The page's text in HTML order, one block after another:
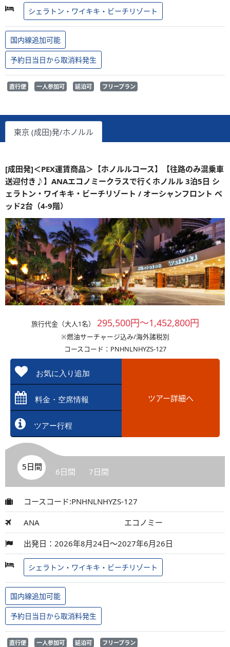
シェラトン・ワイキキ・ビーチリゾート
国内線追加可能
予約日当日から取消料発生
直行便 一人参加可 延泊可 フリープラン
東京 (成田)発/ホノルル
[成田発]＜PEX運賃商品＞【ホノルルコース】【往路のみ混乗車
送迎付き♪】ANAエコノミークラスで行くホノルル 3泊5日 シ
ェラトン・ワイキキ・ビーチリゾート / オーシャンフロント ベ
ッド2台（4-9階）
旅行代金（大人1名） 295,500円～1,452,800円
※燃油サーチャージ込み/海外諸税別
コースコード：PNHNLNHYZS-127
お気に入り追加
料金・空席情報
ツアー行程
ツアー詳細へ
5日間 6日間 7日間
コースコード:PNHNLNHYZS-127
ANA エコノミー
出発日：2026年8月24日～2027年6月26日
シェラトン・ワイキキ・ビーチリゾート
国内線追加可能
予約日当日から取消料発生
直行便 一人参加可 延泊可 フリープラン